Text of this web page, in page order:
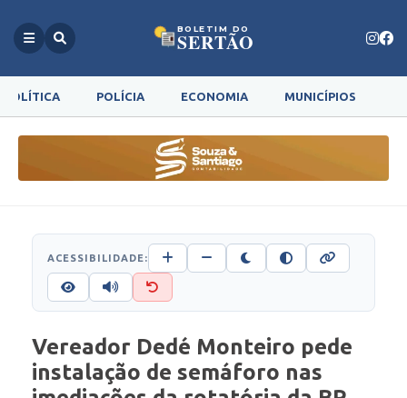
BOLETIM DO
SERTÃO
POLÍTICA POLÍCIA ECONOMIA MUNICÍPIOS
ACESSIBILIDADE:
Vereador Dedé Monteiro pede
instalação de semáforo nas